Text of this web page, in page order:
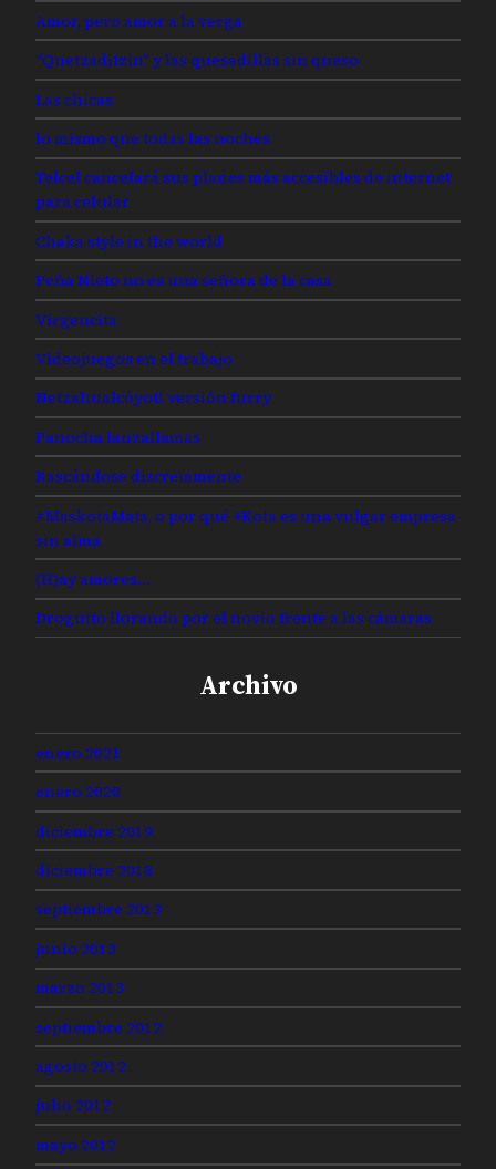
Amor, pero amor a la verga
“Quetzaditzin” y las quesadillas sin queso
Las chicas
lo mismo que todas las noches
Telcel cancelará sus planes más accesibles de internet
para celular
Chaka style in the world
Peña Nieto no es una señora de la casa
Virgencita
Videojuegos en el trabajo
Netzahualcóyotl versión furry
Panocha lanzallamas
Rascándose discretamente
#MaskotaMata, o por qué +Kota es una vulgar empresa
sin alma
(H)ay amores…
Droguito llorando por el novio frente a las cámaras
Archivo
enero 2021
enero 2020
diciembre 2019
diciembre 2018
septiembre 2013
junio 2013
marzo 2013
septiembre 2012
agosto 2012
julio 2012
mayo 2012